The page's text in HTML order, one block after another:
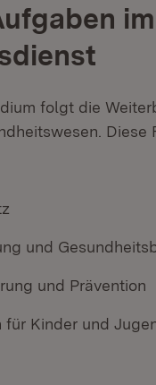
folgt die
und
und Prävention
für Kinder und